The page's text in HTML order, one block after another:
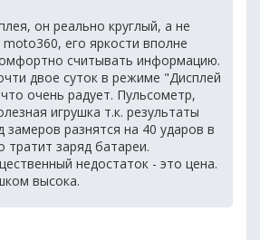
он реально круглый, а не
его яркости вполне
считывать информацию.
двое суток в режиме "Дисплей
очень радует. Пульсометр,
игрушка т.к. результаты
замеров разнятся на 40 ударов в
тратит заряд батареи.
недостаток - это цена.
высока.